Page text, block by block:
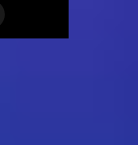
Rechercher